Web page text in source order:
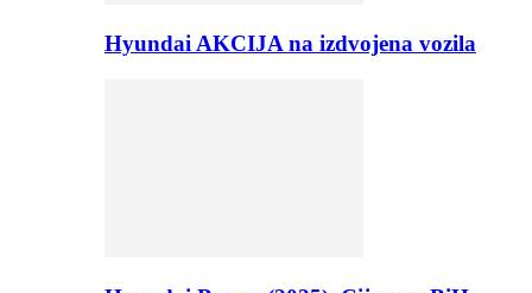
Hyundai AKCIJA na izdvojena vozila